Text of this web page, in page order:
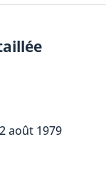
août 1979